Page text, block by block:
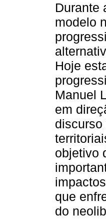
Durante
modelo
Hoje
Manuel
em
objetivo
que
do